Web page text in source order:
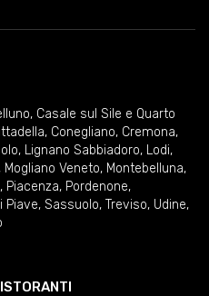
, Casale sul Sile e Quarto
, Conegliano, Cremona,
, Lignano Sabbiadoro, Lodi,
, Mogliano Veneto, Montebelluna,
, Piacenza, Pordenone,
Piave, Sassuolo, Treviso, Udine,